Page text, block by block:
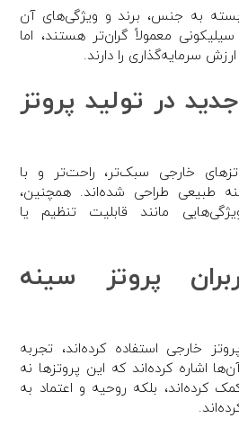
به جنس، برند و ویژگی‌های آن
معمولاً گران‌تر هستند، اما
سرمایه‌گذاری را دارند.
در تولید پروتز
خارجی سبک‌تر، راحت‌تر و با
طبیعی طراحی شده‌اند. همچنین،
مانند قابلیت تنظیم یا
پروتز سینه
خارجی استفاده کرده‌اند، تجربه
اشاره کرده‌اند که این پروتزها نه
کرده‌اند، بلکه روحیه و اعتماد به